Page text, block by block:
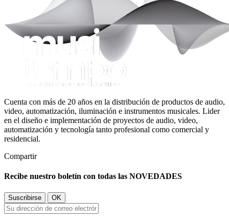
Cuenta con más de 20 años en la distribución de productos de audio,
video, automatización, iluminación e instrumentos musicales. Lider
en el diseño e implementación de proyectos de audio, video,
automatización y tecnología tanto profesional como comercial y
residencial.
Compartir
Recibe nuestro boletín con todas las NOVEDADES